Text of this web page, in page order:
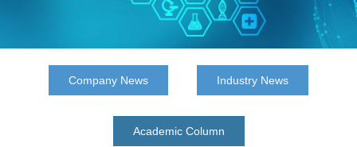
Company News Industry News
Academic Column